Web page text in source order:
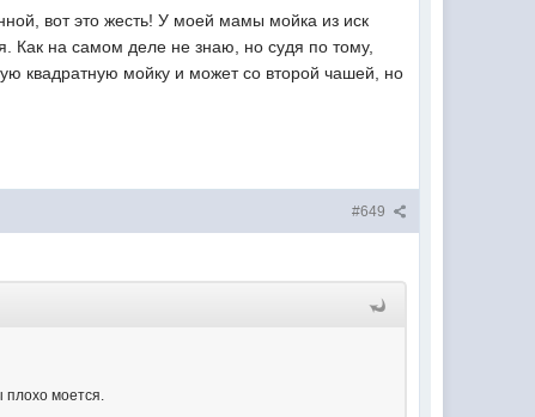
вот это жесть! У моей мамы мойка из иск
Как на самом деле не знаю, но судя по тому,
квадратную мойку и может со второй чашей, но
#649
плохо моется.